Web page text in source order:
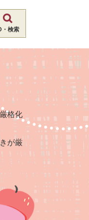
・検索
格化
が厳